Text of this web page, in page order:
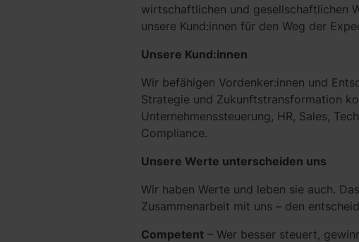
wirtschaftlichen und gesellschaftlichen
unsere Kund:innen für den Weg der
Unsere Kund:innen
Wir befähigen Vordenker:innen und
Strategie und Zukunftstransformation
Unternehmenssteuerung, HR, Sales,
Compliance.
Unsere Werte unterscheiden uns
Wir haben Werte und leben sie auch.
Zusammenarbeit mit uns – den
Competent – Wer besser steuert,